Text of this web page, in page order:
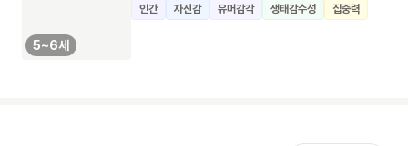
5~6세
인간 자신감 유머감각 생태감수성 집중력